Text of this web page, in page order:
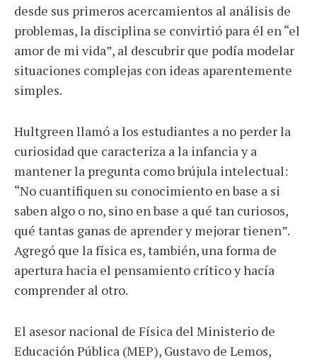
desde sus primeros acercamientos al análisis de
problemas, la disciplina se convirtió para él en “el
amor de mi vida”, al descubrir que podía modelar
situaciones complejas con ideas aparentemente
simples.
Hultgreen llamó a los estudiantes a no perder la
curiosidad que caracteriza a la infancia y a
mantener la pregunta como brújula intelectual:
“No cuantifiquen su conocimiento en base a si
saben algo o no, sino en base a qué tan curiosos,
qué tantas ganas de aprender y mejorar tienen”.
Agregó que la física es, también, una forma de
apertura hacia el pensamiento crítico y hacía
comprender al otro.
El asesor nacional de Física del Ministerio de
Educación Pública (MEP), Gustavo de Lemos,